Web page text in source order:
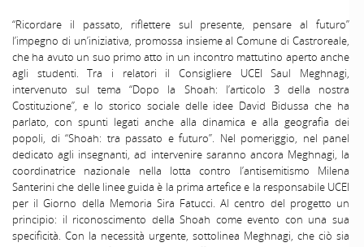
“Ricordare il passato, riflettere sul presente, pensare al futuro”
l’impegno di un’iniziativa, promossa insieme al Comune di Castroreale,
che ha avuto un suo primo atto in un incontro mattutino aperto anche
agli studenti. Tra i relatori il Consigliere UCEI Saul Meghnagi,
intervenuto sul tema “Dopo la Shoah: l’articolo 3 della nostra
Costituzione”, e lo storico sociale delle idee David Bidussa che ha
parlato, con spunti legati anche alla dinamica e alla geografia dei
popoli, di “Shoah: tra passato e futuro”. Nel pomeriggio, nel panel
dedicato agli insegnanti, ad intervenire saranno ancora Meghnagi, la
coordinatrice nazionale nella lotta contro l’antisemitismo Milena
Santerini che delle linee guida è la prima artefice e la responsabile UCEI
per il Giorno della Memoria Sira Fatucci. Al centro del progetto un
principio: il riconoscimento della Shoah come evento con una sua
specificità. Con la necessità urgente, sottolinea Meghnagi, che ciò sia